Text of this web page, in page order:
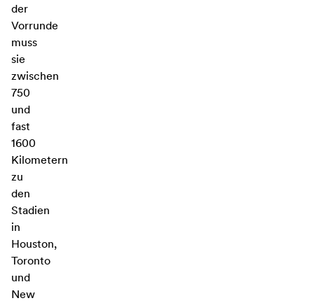
der
Vorrunde
muss
sie
zwischen
750
und
fast
1600
Kilometern
zu
den
Stadien
in
Houston,
Toronto
und
New